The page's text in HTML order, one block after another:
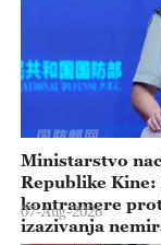
Ministarstvo
Republike Kine:
kontramere
izazivanja
07-Aug-2026